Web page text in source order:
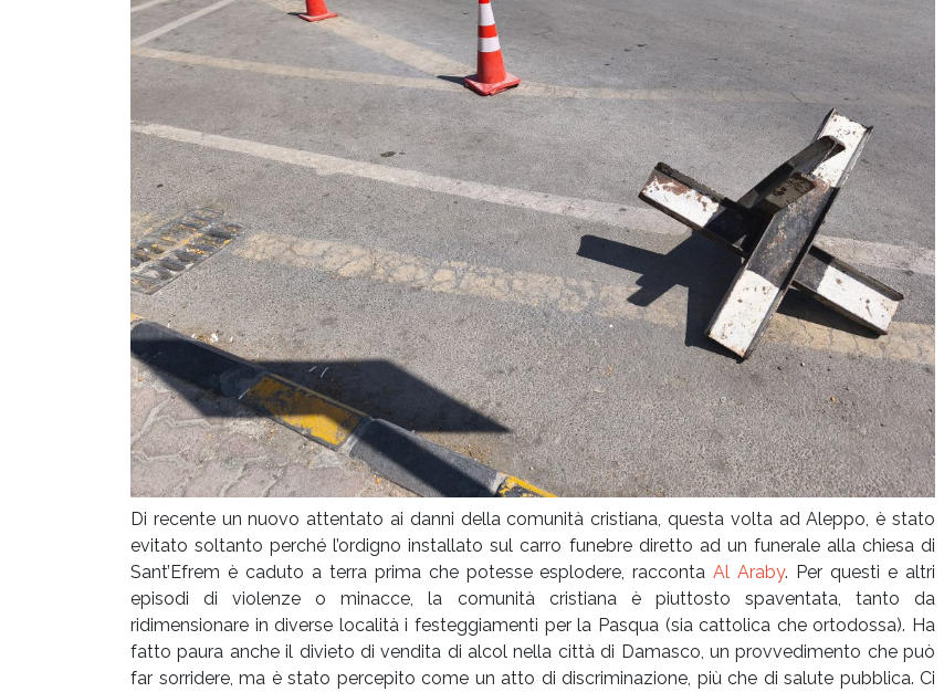
Di recente un nuovo attentato ai danni della comunità cristiana, questa volta ad Aleppo, è stato
evitato soltanto perché l’ordigno installato sul carro funebre diretto ad un funerale alla chiesa di
Sant’Efrem è caduto a terra prima che potesse esplodere, raccontaAl Araby. Per questi e altri
episodi di violenze o minacce, la comunità cristiana è piuttosto spaventata, tanto da
ridimensionare in diverse località i festeggiamenti per la Pasqua (sia cattolica che ortodossa). Ha
fatto paura anche il divieto di vendita di alcol nella città di Damasco, un provvedimento che può
far sorridere, ma è stato percepito come un atto di discriminazione, più che di salute pubblica. Ci